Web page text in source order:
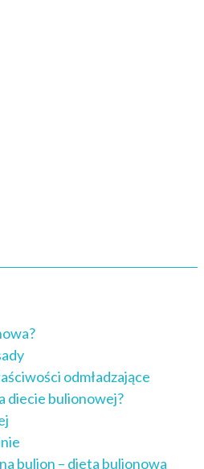
odmładzające
diecie bulionowej?
bulion – dieta bulionowa